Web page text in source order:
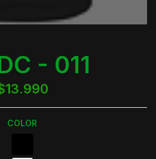
- 011
COLOR